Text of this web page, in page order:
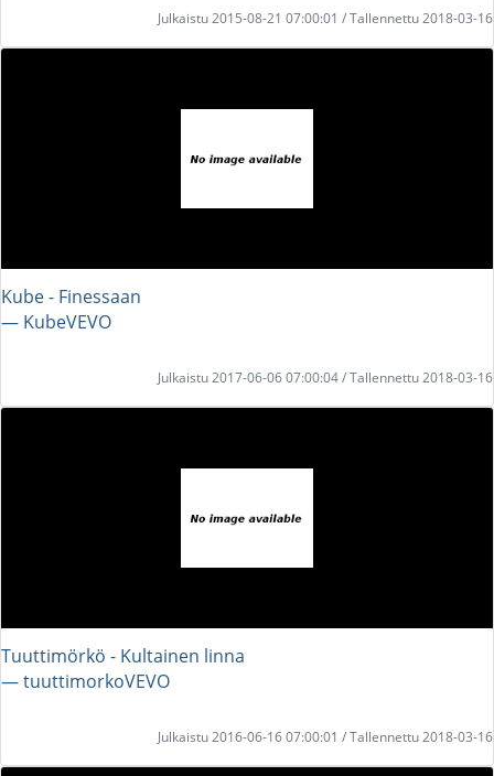
Julkaistu 2015-08-21 07:00:01 / Tallennettu 2018-03-16
Kube - Finessaan
― KubeVEVO
Julkaistu 2017-06-06 07:00:04 / Tallennettu 2018-03-16
Tuuttimörkö - Kultainen linna
― tuuttimorkoVEVO
Julkaistu 2016-06-16 07:00:01 / Tallennettu 2018-03-16